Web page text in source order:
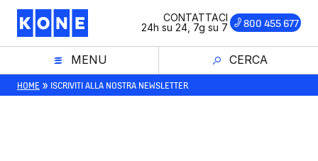
CONTATTACI
24h su 24, 7g su 7
800 455 677
MENU CERCA
HOME » ISCRIVITI ALLA NOSTRA NEWSLETTER